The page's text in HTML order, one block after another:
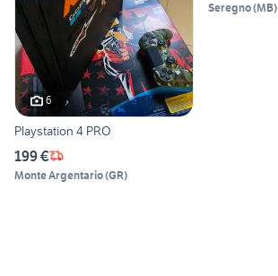
6
Playstation 4 PRO
199 €
Monte Argentario(GR)
Seregno(MB)